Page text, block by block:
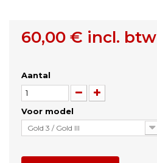
60,00 € incl. btw
Aantal
Voor model
Gold 3 / Gold III